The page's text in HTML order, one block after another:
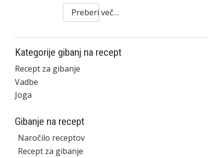
Preberi več…
Kategorije gibanj na recept
Recept za gibanje
Vadbe
Joga
Gibanje na recept
Naročilo receptov
Recept za gibanje